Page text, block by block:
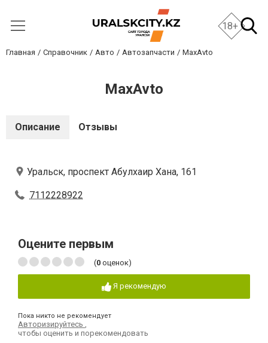
18+
Главная Справочник Авто Автозапчасти MaxAvto
MaxAvto
Описание Отзывы
Уральск, проспект Абулхаир Хана, 161
7112228922
Оцените первым
(0 оценок)
Я рекомендую
Пока никто не рекомендует
Авторизируйтесь
чтобы оценить и порекомендовать